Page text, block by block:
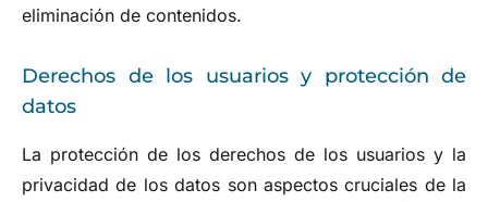
eliminación de contenidos.
Derechos de los usuarios y protección de
datos
La protección de los derechos de los usuarios y la
privacidad de los datos son aspectos cruciales de la